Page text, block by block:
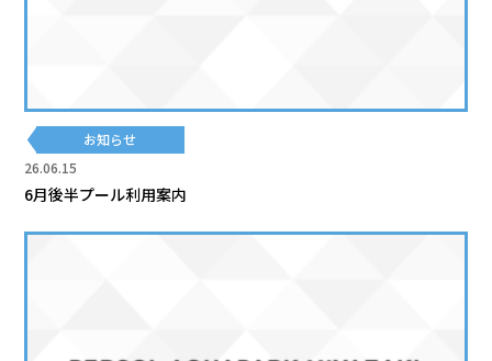
26.06.15
お知らせ
6月後半プール利用案内